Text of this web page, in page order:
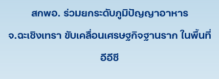
สกพอ. ร่วมยกระดับภูมิปัญญาอาหาร
จ.ฉะเชิงเทรา ขับเคลื่อนเศรษฐกิจฐานราก ในพื้นที่
อีอีซี